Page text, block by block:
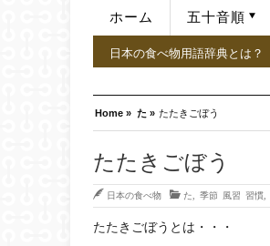
ホーム 五十音順
日本の食べ物用語辞典とは？
Home » た » たたきごぼう
たたきごぼう
日本の食べ物 た 季節 風習 習慣
たたきごぼうとは・・・